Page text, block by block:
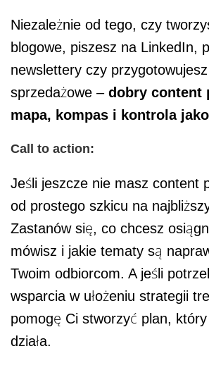
Niezależnie od tego, czy
blogowe, piszesz na LinkedIn,
newslettery czy
sprzedażowe –dobry content
mapa, kompas i kontrola
Call to action:
Jeśli jeszcze nie masz content
od prostego szkicu na
Zastanów się, co chcesz
mówisz i jakie tematy są
Twoim odbiorcom. A jeśli
wsparcia w ułożeniu strategii
pomogę Ci stworzyć plan,
działa.